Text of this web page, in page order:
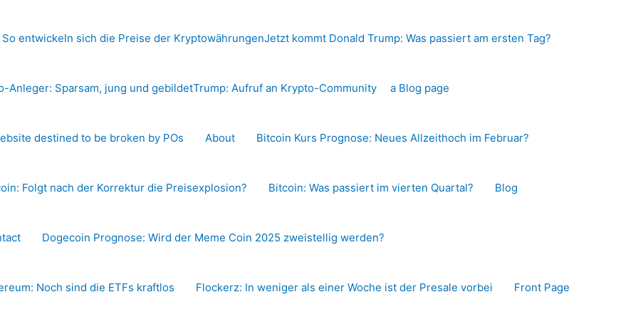
So entwickeln sich die Preise der KryptowährungenJetzt kommt Donald Trump: Was passiert am ersten Tag?
Anleger: Sparsam, jung und gebildetTrump: Aufruf an Krypto-Community a Blog page
destined to be broken by POs About Bitcoin Kurs Prognose: Neues Allzeithoch im Februar?
Folgt nach der Korrektur die Preisexplosion? Bitcoin: Was passiert im vierten Quartal? Blog
Dogecoin Prognose: Wird der Meme Coin 2025 zweistellig werden?
Noch sind die ETFs kraftlos Flockerz: In weniger als einer Woche ist der Presale vorbei Front Page